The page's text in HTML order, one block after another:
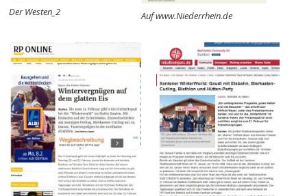
Der Westen_2 Auf www.Niederrhein.de